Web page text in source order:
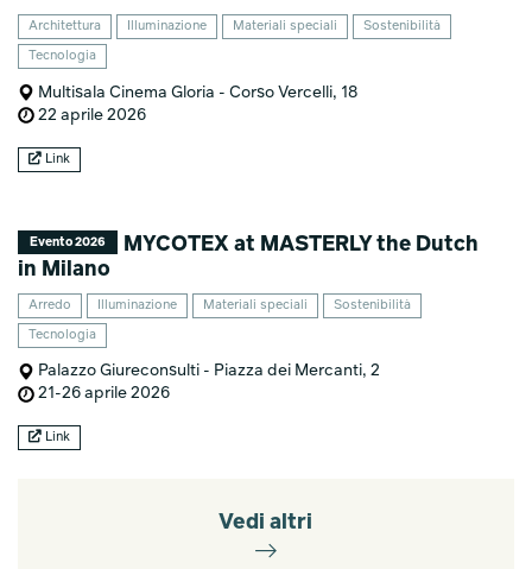
Architettura Illuminazione Materiali speciali Sostenibilità
Tecnologia
Multisala Cinema Gloria - Corso Vercelli, 18
22 aprile 2026
Link
Evento 2026
MYCOTEX at MASTERLY the Dutch
in Milano
Arredo Illuminazione Materiali speciali Sostenibilità
Tecnologia
Palazzo Giureconsulti - Piazza dei Mercanti, 2
21-26 aprile 2026
Link
Vedi altri